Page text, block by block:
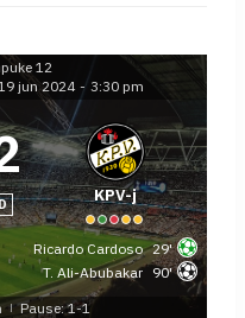
12
jun 2024 - 3:30 pm
KPV-j
Ricardo Cardoso 29'
T. Ali-Abubakar 90'
| Pause: 1-1